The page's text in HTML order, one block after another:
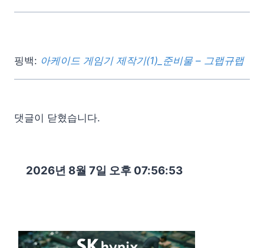
핑백: 아케이드 게임기 제작기(1)_준비물 – 그랩규랩
댓글이 닫혔습니다.
2026년 8월 7일 오후 07:56:55